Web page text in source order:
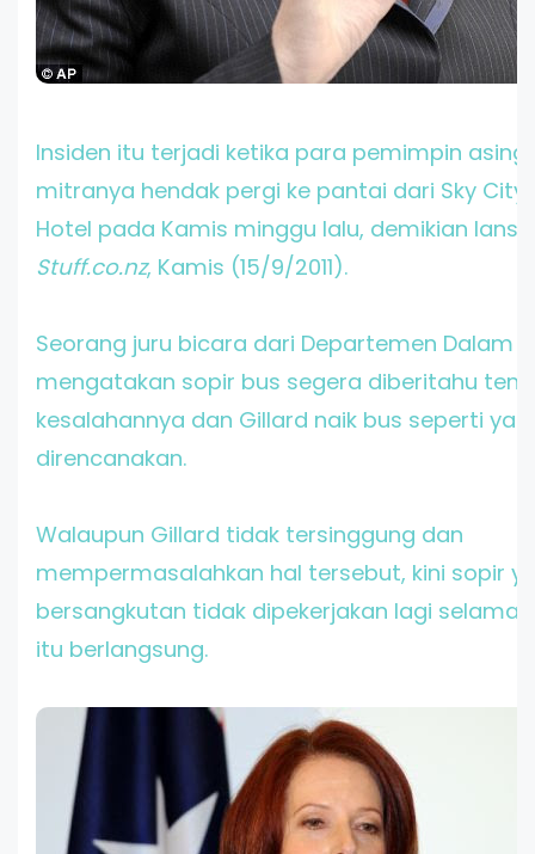
Insiden itu terjadi ketika para pemimpin asing
mitranya hendak pergi ke pantai dari Sky City
Hotel pada Kamis minggu lalu, demikian lansir
Stuff.co.nz, Kamis (15/9/2011).
Seorang juru bicara dari Departemen Dalam
mengatakan sopir bus segera diberitahu
kesalahannya dan Gillard naik bus seperti
direncanakan.
Walaupun Gillard tidak tersinggung dan
mempermasalahkan hal tersebut, kini sopir
bersangkutan tidak dipekerjakan lagi selama
itu berlangsung.